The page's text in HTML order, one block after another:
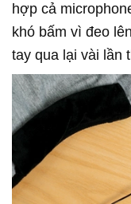
hợp cả
khó bấm vì đeo
tay qua lại vài lần